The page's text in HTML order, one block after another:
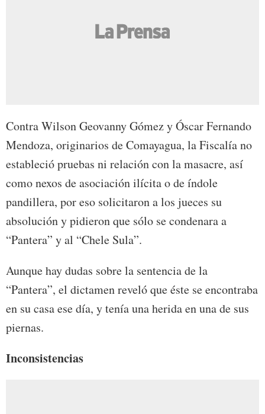
Contra Wilson Geovanny Gómez y Óscar Fernando
Mendoza, originarios de Comayagua, la Fiscalía no
estableció pruebas ni relación con la masacre, así
como nexos de asociación ilícita o de índole
pandillera, por eso solicitaron a los jueces su
absolución y pidieron que sólo se condenara a
“Pantera” y al “Chele Sula”.
Aunque hay dudas sobre la sentencia de la
“Pantera”, el dictamen reveló que éste se encontraba
en su casa ese día, y tenía una herida en una de sus
piernas.
Inconsistencias